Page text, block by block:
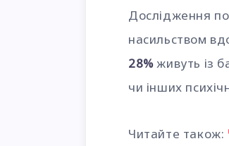
Дослідження
насильством
28%живуть із
чи інших
Читайте також: